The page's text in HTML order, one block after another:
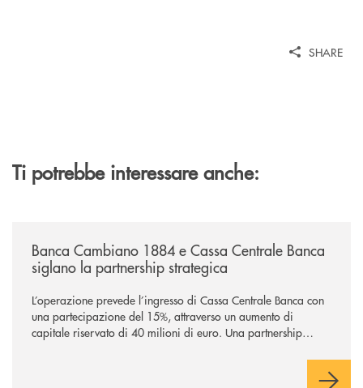
SHARE
Ti potrebbe interessare anche:
Banca Cambiano 1884 e Cassa Centrale Banca
siglano la partnership strategica
L’operazione prevede l’ingresso di Cassa Centrale Banca con
una partecipazione del 15%, attraverso un aumento di
capitale riservato di 40 milioni di euro. Una partnership
comuni e sulla prossimità ai territori, per ampliare l’offerta e